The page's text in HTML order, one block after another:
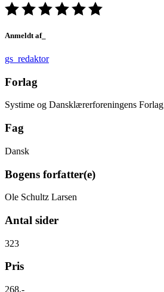
Anmeldt af_
gs_redaktor
Forlag
Systime og Dansklærerforeningens Forlag
Fag
Dansk
Bogens forfatter(e)
Ole Schultz Larsen
Antal sider
323
Pris
268,-